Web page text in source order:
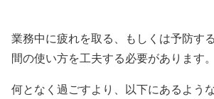
業務中に疲れを取る、もしくは予防す
間の使い方を工夫する必要があります。
何となく過ごすより、以下にあるよう